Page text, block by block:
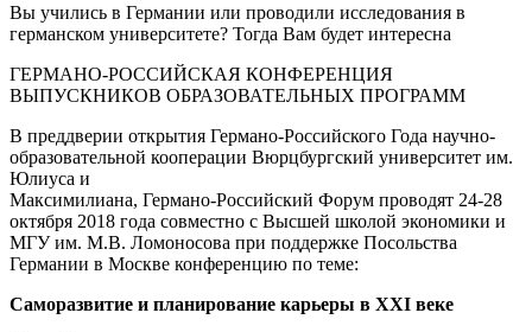
Вы учились в Германии или проводили исследования в
германском университете? Тогда Вам будет интересна
ГЕРМАНО-РОССИЙСКАЯ КОНФЕРЕНЦИЯ
ВЫПУСКНИКОВ ОБРАЗОВАТЕЛЬНЫХ ПРОГРАММ
В преддверии открытия Германо-Российского Года научно-
образовательной кооперации Вюрцбургский университет им.
Юлиуса и
Максимилиана, Германо-Российский Форум проводят 24-28
октября 2018 года совместно с Высшей школой экономики и
МГУ им. М.В. Ломоносова при поддержке Посольства
Германии в Москве конференцию по теме:
Саморазвитие и планирование карьеры в XXI веке